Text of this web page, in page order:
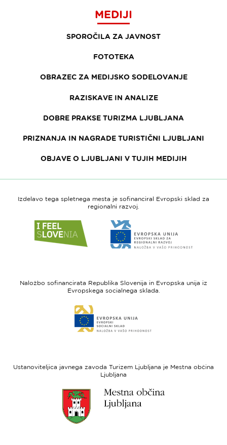
MEDIJI
SPOROČILA ZA JAVNOST
FOTOTEKA
OBRAZEC ZA MEDIJSKO SODELOVANJE
RAZISKAVE IN ANALIZE
DOBRE PRAKSE TURIZMA LJUBLJANA
PRIZNANJA IN NAGRADE TURISTIČNI LJUBLJANI
OBJAVE O LJUBLJANI V TUJIH MEDIJIH
Izdelavo tega spletnega mesta je sofinanciral Evropski sklad za
regionalni razvoj.
do
spletne
Slovenia
do
spletne
-
regionalni
Naložbo sofinancirata Republika Slovenija in Evropska unija iz
Evropskega socialnega sklada.
do
spletne
sklad
Ustanoviteljica javnega zavoda Turizem Ljubljana je Mestna občina
Ljubljana